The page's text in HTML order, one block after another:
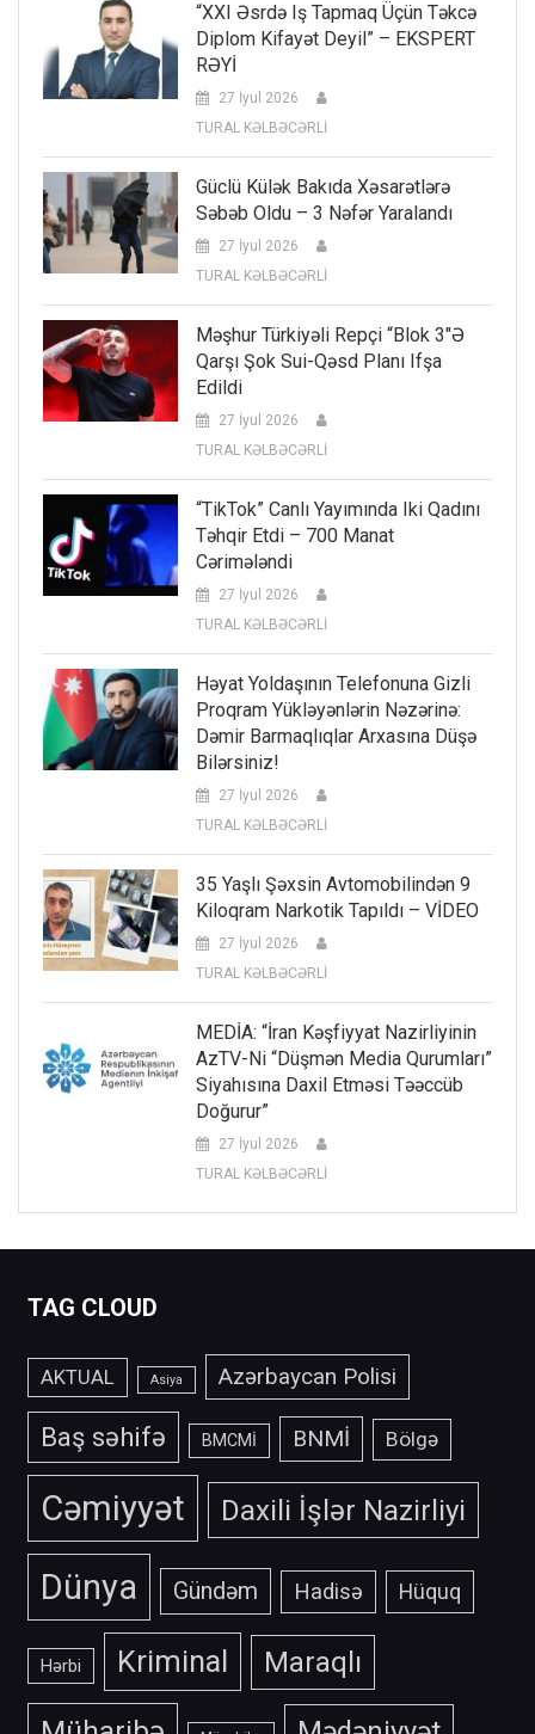
“XXI Əsrdə Iş Tapmaq Üçün Təkcə
Diplom Kifayət Deyil” – EKSPERT
RƏYİ
27 İyul 2026
TURAL KƏLBƏCƏRLİ
Güclü Külək Bakıda Xəsarətlərə
Səbəb Oldu – 3 Nəfər Yaralandı
27 İyul 2026
TURAL KƏLBƏCƏRLİ
Məşhur Türkiyəli Repçi “Blok 3″ə
Qarşı Şok Sui-Qəsd Planı Ifşa
Edildi
27 İyul 2026
TURAL KƏLBƏCƏRLİ
“TikTok” Canlı Yayımında Iki Qadını
Təhqir Etdi – 700 Manat
Cərimələndi
27 İyul 2026
TURAL KƏLBƏCƏRLİ
Həyat Yoldaşının Telefonuna Gizli
Proqram Yükləyənlərin Nəzərinə:
Dəmir Barmaqlıqlar Arxasına Düşə
Bilərsiniz!
27 İyul 2026
TURAL KƏLBƏCƏRLİ
35 Yaşlı Şəxsin Avtomobilindən 9
Kiloqram Narkotik Tapıldı – VİDEO
27 İyul 2026
TURAL KƏLBƏCƏRLİ
MEDİA: “İran Kəşfiyyat Nazirliyinin
AzTV-Ni “düşmən Media Qurumları”
Siyahısına Daxil Etməsi Təəccüb
Doğurur”
27 İyul 2026
TURAL KƏLBƏCƏRLİ
TAG CLOUD
AKTUAL Asiya Azərbaycan Polisi
Baş səhifə BMCMİ BNMİ Bölgə
Cəmiyyət Daxili İşlər Nazirliyi
Dünya Gündəm Hadisə Hüquq
Hərbi Kriminal Maraqlı